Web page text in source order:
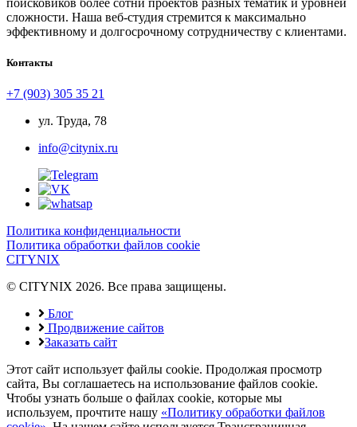
сложности. Наша веб-студия стремится к максимально
эффективному и долгосрочному сотрудничеству с клиентами.
Контакты
+7 (903) 305 35 21
ул. Труда, 78
info@citynix.ru
Политика конфиденциальности
Политика обработки файлов cookie
CITYNIX
© CITYNIX 2026. Все права защищены.
Блог
Продвижение сайтов
Заказать сайт
Этот сайт использует файлы cookie. Продолжая просмотр
сайта, Вы соглашаетесь на использование файлов cookie.
Чтобы узнать больше о файлах cookie, которые мы
используем, прочтите нашу «Политику обработки файлов